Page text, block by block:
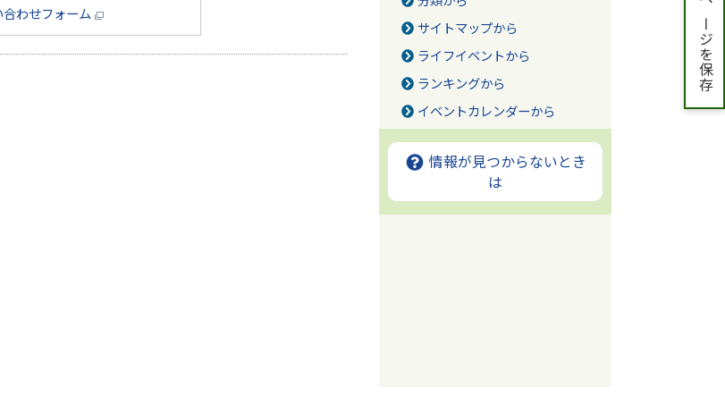
合わせフォーム
サイトマップから
ライフイベントから
ランキングから
イベントカレンダーから
情報が見つからないとき
は
ページを保存